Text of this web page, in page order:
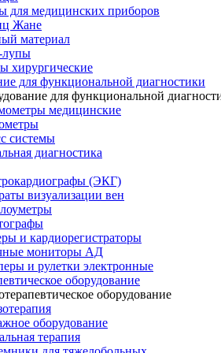
для медицинских приборов
Жане
материал
хирургические
для функциональной диагностики
для функциональной
медицинские
системы
диагностика
(ЭКГ)
визуализации вен
и кардиорегистраторы
мониторы АД
и рулетки электронные
оборудование
оборудование
оборудование
терапия